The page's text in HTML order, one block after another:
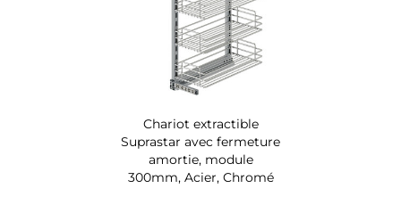
Chariot extractible
Suprastar avec fermeture
amortie, module
300mm, Acier, Chromé